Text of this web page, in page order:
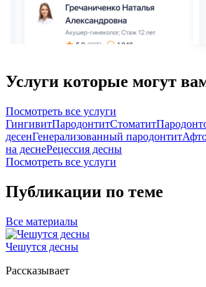
Услуги которые могут
Посмотреть все услуги
ГингивитПародонтитСтоматит
десенГенерализованный пародонтит
на деснеРецессия десны
Посмотреть все услуги
Публикации по теме
Все материалы
Чешутся десны
Рассказывает